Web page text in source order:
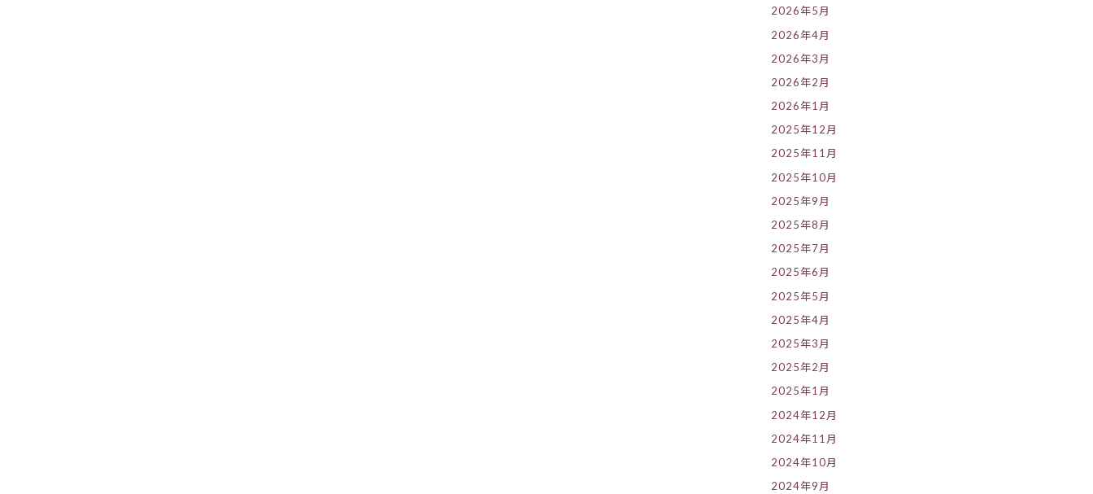
2026年5月
2026年4月
2026年3月
2026年2月
2026年1月
2025年12月
2025年11月
2025年10月
2025年9月
2025年8月
2025年7月
2025年6月
2025年5月
2025年4月
2025年3月
2025年2月
2025年1月
2024年12月
2024年11月
2024年10月
2024年9月